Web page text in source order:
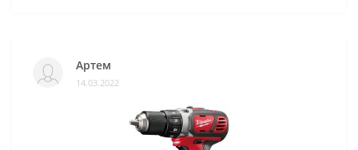
Артем
14.03.2022